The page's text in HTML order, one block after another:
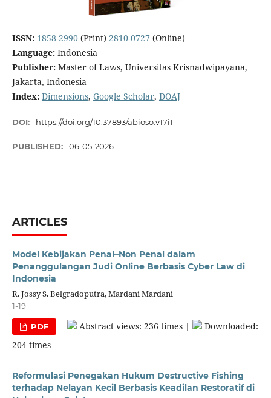
ISSN: 1858-2990(Print) 2810-0727 (Online)
Language: Indonesia
Publisher: Master of Laws, Universitas Krisnadwipayana,
Jakarta, Indonesia
Index: Dimensions, Google Scholar, DOAJ
DOI: https://doi.org/10.37893/abioso.v17i1
PUBLISHED: 06-05-2026
ARTICLES
Model Kebijakan Penal–Non Penal dalam
Penanggulangan Judi Online Berbasis Cyber Law di
Indonesia
R. Jossy S. Belgradoputra, Mardani Mardani
1-19
PDF Abstract views: 236 times |
Downloaded:
204 times
Reformulasi Penegakan Hukum Destructive Fishing
terhadap Nelayan Kecil Berbasis Keadilan Restoratif di